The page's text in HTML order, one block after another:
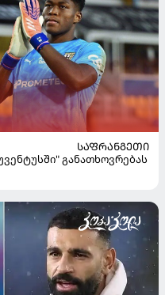
ᲡᲐᲤᲠᲐᲜᲒᲔᲗᲘ
განათხოვრებას